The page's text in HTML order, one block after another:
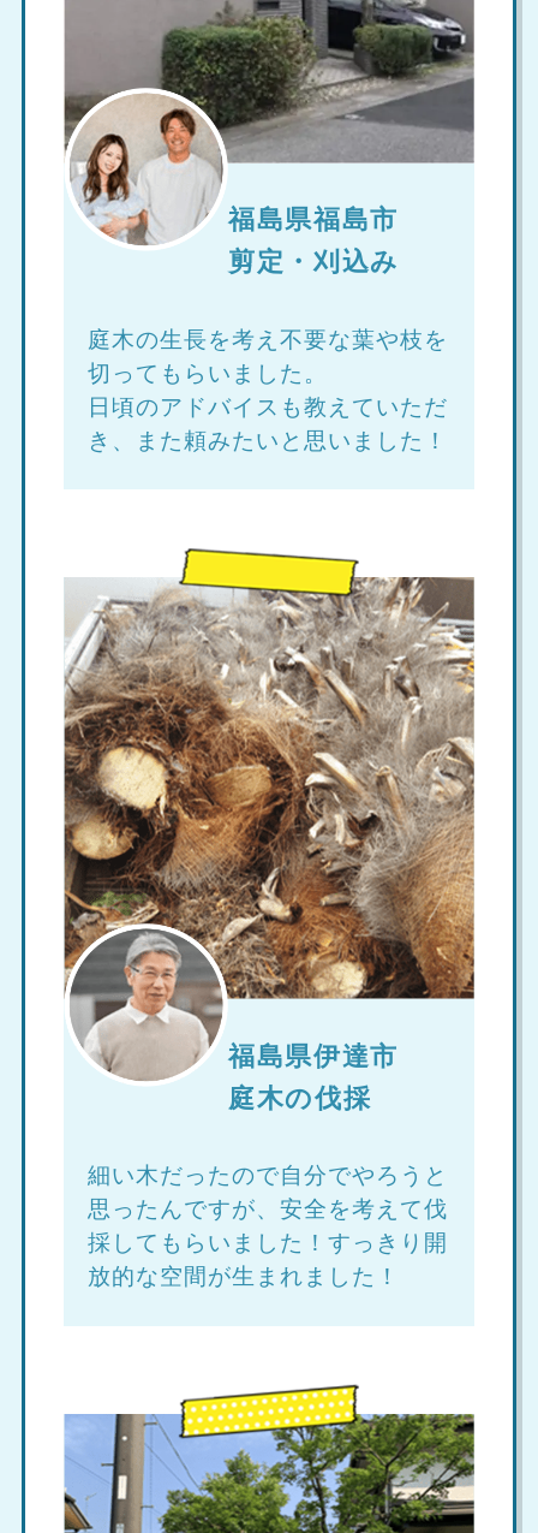
福島県福島市
剪定・刈込み
庭木の生長を考え不要な葉や枝を
切ってもらいました。
日頃のアドバイスも教えていただ
き、また頼みたいと思いました！
福島県伊達市
庭木の伐採
細い木だったので自分でやろうと
思ったんですが、安全を考えて伐
採してもらいました！すっきり開
放的な空間が生まれました！